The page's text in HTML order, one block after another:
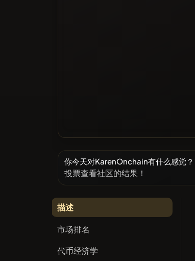
你今天对KarenOnchain有什么感觉？
投票查看社区的结果！
描述
市场排名
代币经济学